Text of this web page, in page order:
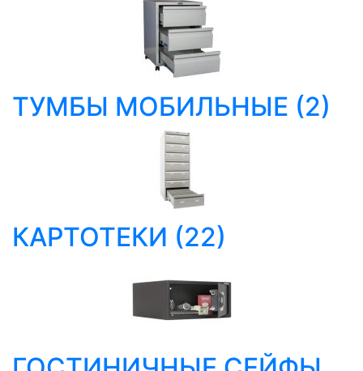
ТУМБЫ МОБИЛЬНЫЕ (2)
КАРТОТЕКИ (22)